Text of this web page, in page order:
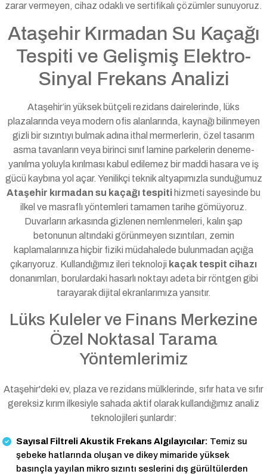
zarar vermeyen, cihaz odaklı ve sertifikalı çözümler sunuyoruz.
Ataşehir Kırmadan Su Kaçağı
Tespiti ve Gelişmiş Elektro-
Sinyal Frekans Analizi
Ataşehir’in yüksek bütçeli rezidans dairelerinde, lüks
plazalarında veya modern ofis alanlarında, kaynağı bilinmeyen
gizli bir sızıntıyı bulmak adına ithal mermerlerin, özel tasarım
asma tavanların veya birinci sınıf lamine parkelerin deneme-
yanılma yoluyla kırılması kabul edilemez bir maddi hasara ve iş
gücü kaybına yol açar. Yenilikçi teknik altyapımızla sunduğumuz
Ataşehir kırmadan su kaçağı tespiti hizmeti sayesinde bu
ilkel ve masraflı yöntemleri tamamen tarihe gömüyoruz.
Duvarların arkasında gizlenen nemlenmeleri, kalın şap
betonunun altındaki görünmeyen sızıntıları, zemin
kaplamalarınıza hiçbir fiziki müdahalede bulunmadan açığa
çıkarıyoruz. Kullandığımız ileri teknoloji kaçak tespit cihazı
donanımları, borulardaki hasarlı noktayı adeta bir röntgen gibi
tarayarak dijital ekranlarımıza yansıtır.
Lüks Kuleler ve Finans Merkezine
Özel Noktasal Tarama
Yöntemlerimiz
Ataşehir'deki ev, plaza ve rezidans mülklerinde, sıfır hata ve sıfır
gereksiz kırım ilkesiyle sahada aktif olarak kullandığımız analiz
teknolojileri şunlardır:
Sayısal Filtreli Akustik Frekans Algılayıcılar: Temiz su
şebeke hatlarında oluşan ve dikey mimaride yüksek
basınçla yayılan mikro sızıntı seslerini dış gürültülerden